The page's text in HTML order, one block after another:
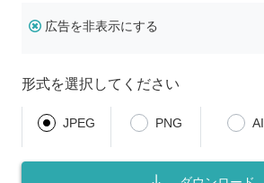
広告を非表示にする
形式を選択してください
JPEG PNG AI